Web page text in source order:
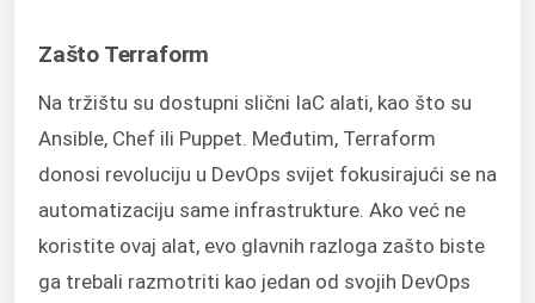
Zašto Terraform
Na tržištu su dostupni slični IaC alati, kao što su
Ansible, Chef ili Puppet. Međutim, Terraform
donosi revoluciju u DevOps svijet fokusirajući se na
automatizaciju same infrastrukture. Ako već ne
koristite ovaj alat, evo glavnih razloga zašto biste
ga trebali razmotriti kao jedan od svojih DevOps